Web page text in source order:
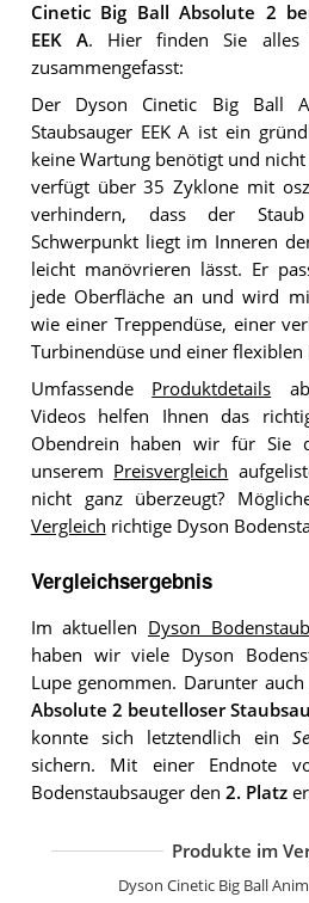
Cinetic Big Ball Absolute 2
EEK A. Hier finden Sie alles
zusammengefasst:
Der Dyson Cinetic Big Ball
Staubsauger EEK A ist ein
keine Wartung benötigt und
verfügt über 35 Zyklone mit
verhindern, dass der
Schwerpunkt liegt im Inneren
leicht manövrieren lässt. Er
jede Oberfläche an und wird
wie einer Treppendüse, einer
Turbinendüse und einer flexiblen
Umfassende Produktdetails
Videos helfen Ihnen das
Obendrein haben wir für Sie
unserem Preisvergleich
nicht ganz überzeugt?
Vergleich richtige Dyson
Vergleichsergebnis
Im aktuellen Dyson
haben wir viele Dyson
Lupe genommen. Darunter auch
Absolute 2 beutelloser
konnte sich letztendlich ein
sichern. Mit einer Endnote
Bodenstaubsauger den 2. Platz
Produkte im
Dyson Cinetic Big Ball